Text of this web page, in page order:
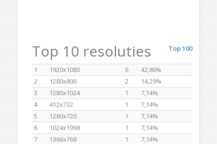
Top 100
Top 10 resoluties
1 1920x1080 6
42,86%
2
1280x800 2
14,29%
3
1280x1024 1
7,14%
4
412x732 1
7,14%
5
1280x720 1
7,14%
6
1024x1998 1
7,14%
7
1366x768 1
7,14%